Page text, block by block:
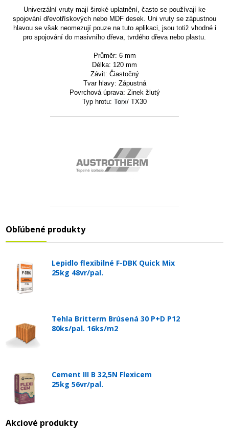
Univerzální vruty mají široké uplatnění, často se používají ke
spojování dřevotřískových nebo MDF desek.
Uni vruty se zápustnou
hlavou se však neomezují pouze na tuto aplikaci, jsou totiž vhodné i
pro spojování do masivního dřeva, tvrdého dřeva nebo plastu.
Průměr: 6 mm
Délka: 120 mm
Závit: Čiastočný
Tvar hlavy: Zápustná
Povrchová úprava: Zinek žlutý
Typ hrotu: Torx/ TX30
Obľúbené produkty
Lepidlo flexibilné F-DBK Quick Mix
25kg 48vr/pal.
Tehla Britterm Brúsená 30 P+D P12
80ks/pal. 16ks/m2
Cement III B 32,5N Flexicem
25kg 56vr/pal.
Akciové produkty